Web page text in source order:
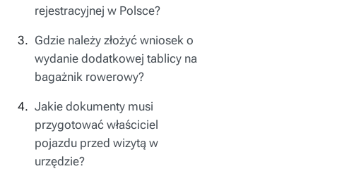
rejestracyjnej w Polsce?
Gdzie należy złożyć wniosek o
wydanie dodatkowej tablicy na
bagażnik rowerowy?
Jakie dokumenty musi
przygotować właściciel
pojazdu przed wizytą w
urzędzie?